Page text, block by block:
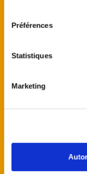
Préférences
Statistiques
Marketing